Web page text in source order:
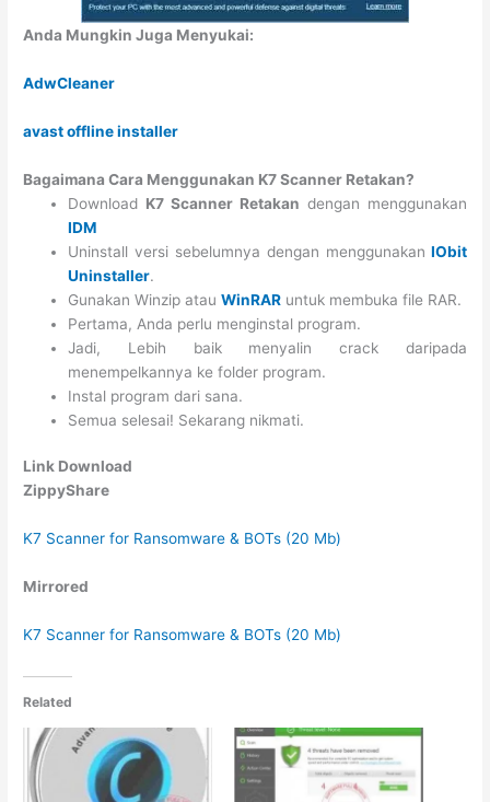
Anda Mungkin Juga Menyukai:
AdwCleaner
avast offline installer
Bagaimana Cara Menggunakan K7 Scanner Retakan?
Download K7 Scanner Retakan dengan menggunakan
IDM
Uninstall versi sebelumnya dengan menggunakan IObit
Uninstaller.
Gunakan Winzip atauWinRAR untuk membuka file RAR.
Pertama, Anda perlu menginstal program.
Jadi, Lebih baik menyalin crack daripada
menempelkannya ke folder program.
Instal program dari sana.
Semua selesai! Sekarang nikmati.
Link Download
ZippyShare
K7 Scanner for Ransomware & BOTs (20 Mb)
Mirrored
K7 Scanner for Ransomware & BOTs (20 Mb)
Related